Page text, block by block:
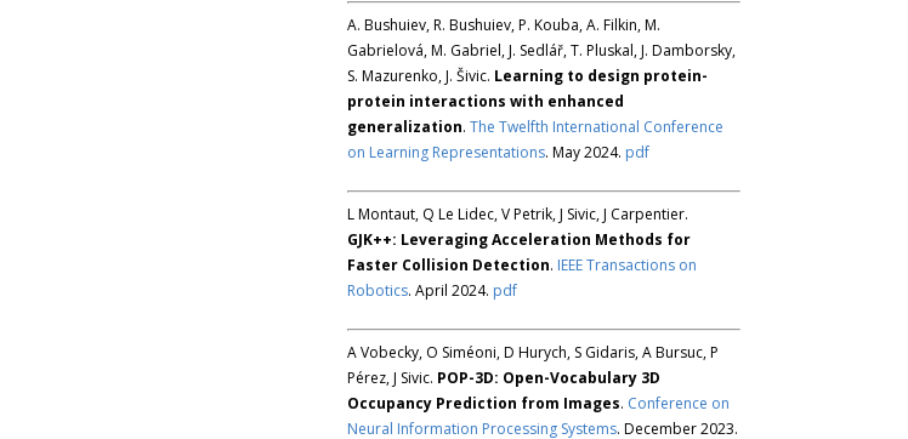
A. Bushuiev, R. Bushuiev, P. Kouba, A. Filkin, M.
Gabrielová, M. Gabriel, J. Sedlář, T. Pluskal, J. Damborsky,
S. Mazurenko, J. Šivic. Learning to design protein-
protein interactions with enhanced
generalization. The Twelfth International Conference
on Learning Representations. May 2024. pdf
L Montaut, Q Le Lidec, V Petrik, J Sivic, J Carpentier.
GJK++: Leveraging Acceleration Methods for
Faster Collision Detection. IEEE Transactions on
Robotics. April 2024. pdf
A Vobecky, O Siméoni, D Hurych, S Gidaris, A Bursuc, P
Pérez, J Sivic. POP-3D: Open-Vocabulary 3D
Occupancy Prediction from Images. Conference on
Neural Information Processing Systems. December 2023.